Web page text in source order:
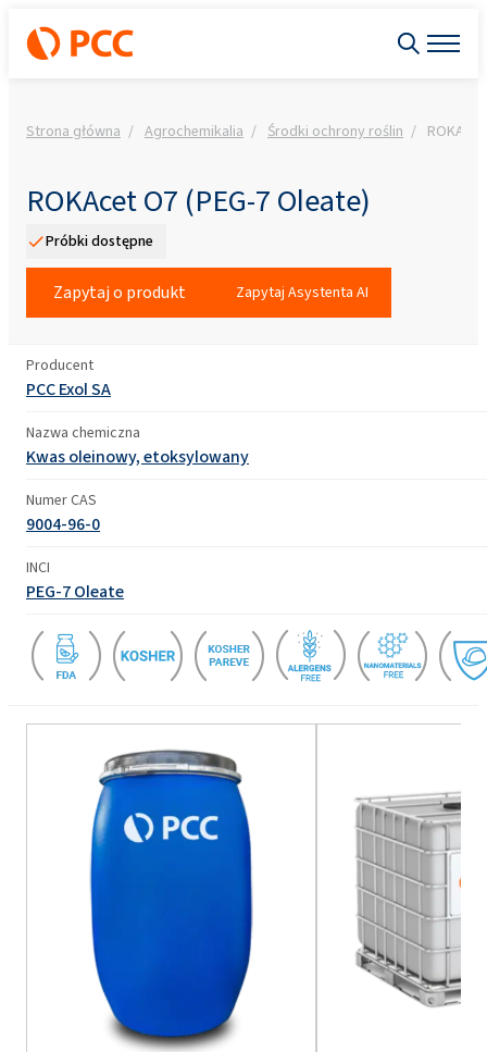
Strona główna Agrochemikalia Środki ochrony roślin
ROKAcet O7 (PEG-7 Oleate)
Próbki dostępne
Zapytaj o produkt Zapytaj Asystenta AI
Producent
PCC Exol SA
Nazwa chemiczna
Kwas oleinowy, etoksylowany
Numer CAS
9004-96-0
INCI
PEG-7 Oleate